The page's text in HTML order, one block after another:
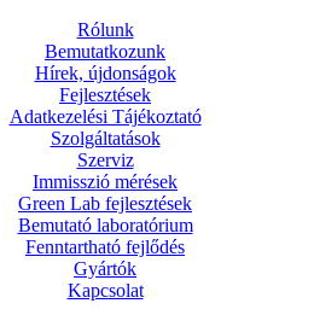
Rólunk
Bemutatkozunk
Hírek, újdonságok
Fejlesztések
Adatkezelési Tájékoztató
Szolgáltatások
Szerviz
Immisszió mérések
Green Lab fejlesztések
Bemutató laboratórium
Fenntartható fejlődés
Gyártók
Kapcsolat